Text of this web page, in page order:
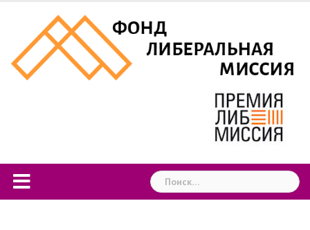
content
Найти: